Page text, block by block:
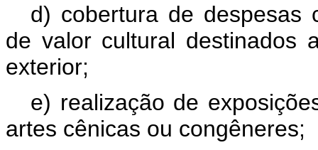
d) cobertura de despesas
de valor cultural destinados
exterior;
e) realização de
artes cênicas ou congêneres;